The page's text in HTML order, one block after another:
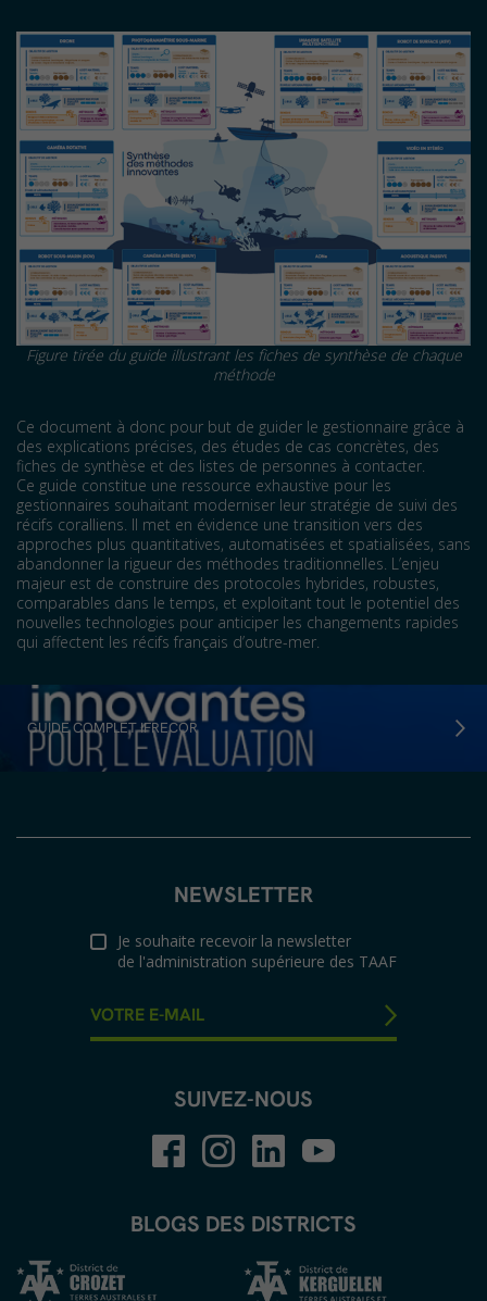
Figure tirée du guide illustrant les fiches de synthèse de chaque
méthode
Ce document à donc pour but de guider le gestionnaire grâce à
des explications précises, des études de cas concrètes, des
fiches de synthèse et des listes de personnes à contacter.
Ce guide constitue une ressource exhaustive pour les
gestionnaires souhaitant moderniser leur stratégie de suivi des
récifs coralliens. Il met en évidence une transition vers des
approches plus quantitatives, automatisées et spatialisées, sans
abandonner la rigueur des méthodes traditionnelles. L’enjeu
majeur est de construire des protocoles hybrides, robustes,
comparables dans le temps, et exploitant tout le potentiel des
nouvelles technologies pour anticiper les changements rapides
qui affectent les récifs français d’outre-mer.
GUIDE COMPLET IFRECOR
NEWSLETTER
Je souhaite recevoir la newsletter
de l'administration supérieure des TAAF
SUIVEZ-NOUS
BLOGS DES DISTRICTS